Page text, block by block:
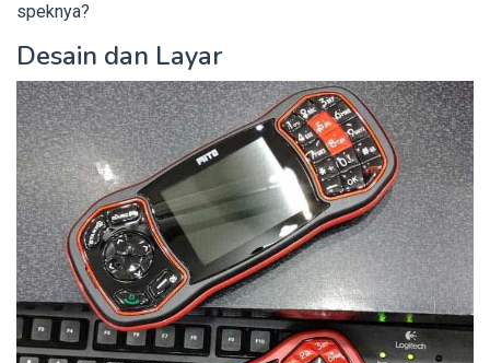
speknya?
Desain dan Layar